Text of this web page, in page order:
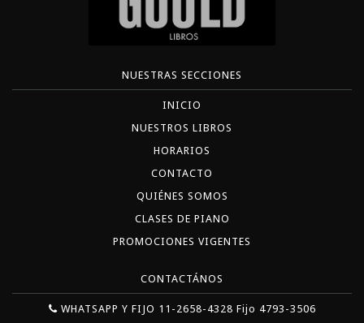
NUESTRAS SECCIONES
INICIO
NUESTROS LIBROS
HORARIOS
CONTACTO
QUIÉNES SOMOS
CLASES DE PIANO
PROMOCIONES VIGENTES
CONTACTÁNOS
WHATSAPP Y FIJO 11-2658-4328 Fijo 4793-3506